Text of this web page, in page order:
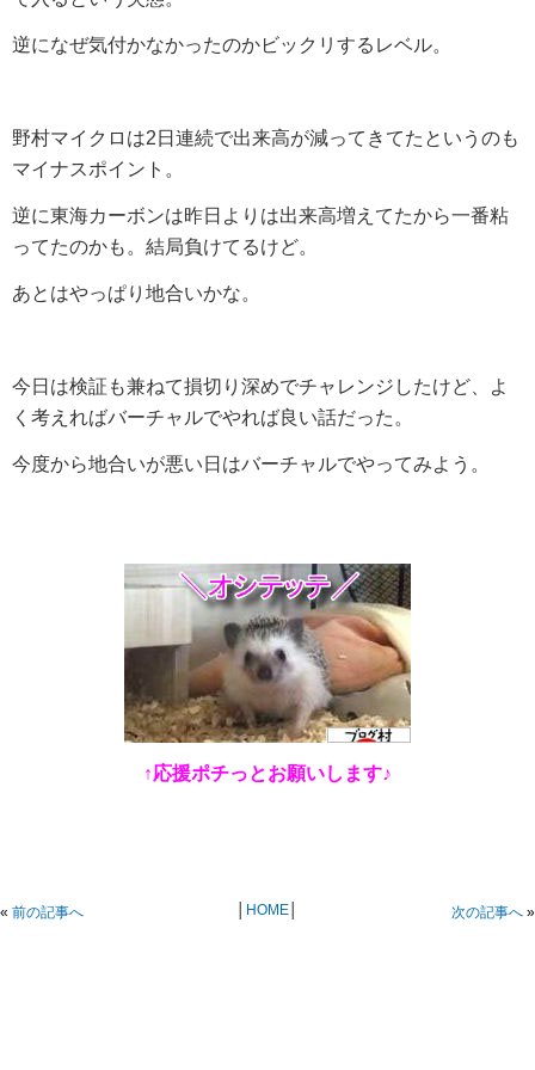
逆になぜ気付かなかったのかビックリするレベル。
野村マイクロは2日連続で出来高が減ってきてたというのも
マイナスポイント。
逆に東海カーボンは昨日よりは出来高増えてたから一番粘
ってたのかも。結局負けてるけど。
あとはやっぱり地合いかな。
今日は検証も兼ねて損切り深めでチャレンジしたけど、よ
く考えればバーチャルでやれば良い話だった。
今度から地合いが悪い日はバーチャルでやってみよう。
↑応援ポチっとお願いします♪
« 前の記事へ HOME│ 次の記事へ »